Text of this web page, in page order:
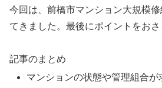
今回は、前橋市マンション大規模
てきました。最後にポイントをおさ
記事のまとめ
マンションの状態や管理組合が